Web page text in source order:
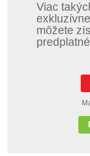
Viac
môžete